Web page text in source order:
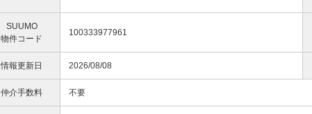
SUUMO
物件コード
100333977961
情報更新日 2026/08/08
仲介手数料 不要